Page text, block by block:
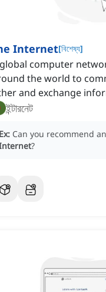
Internet[বিশেষ্য]
computer
the world to
and exchange
ইন্টারনেট
Ex: Can you recommend
?